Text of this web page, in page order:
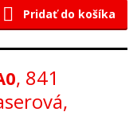
Pridať do košíka
, 841